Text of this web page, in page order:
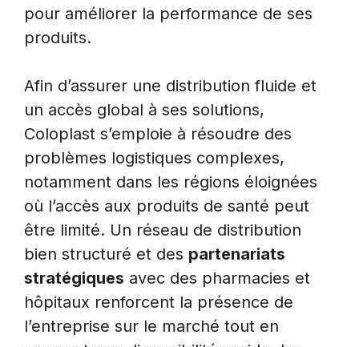
pour améliorer la performance de ses
produits.
Afin d’assurer une distribution fluide et
un accès global à ses solutions,
Coloplast s’emploie à résoudre des
problèmes logistiques complexes,
notamment dans les régions éloignées
où l’accès aux produits de santé peut
être limité. Un réseau de distribution
bien structuré et des partenariats
stratégiques avec des pharmacies et
hôpitaux renforcent la présence de
l’entreprise sur le marché tout en